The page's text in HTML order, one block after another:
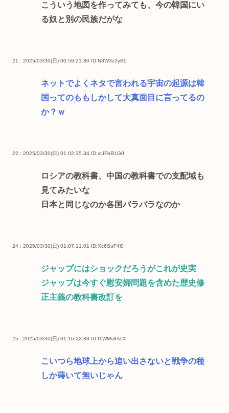
こういう地図を作ってみても、今の韓国にい
る奴と別の民族だがな
21 : 2025/03/30(日) 00:59:21.80 ID:N3W3z2yB0
ネットでよくネタで言われる宇宙の起源は韓
国ってのももしかして大真面目に言ってるの
か？ｗ
22 : 2025/03/30(日) 01:02:35.34 ID:vtJFbR1G0
ロシアの教科書、中国の教科書での支配域も
見てみたいな
日本と同じなのか各国バラバラなのか
24 : 2025/03/30(日) 01:07:11.01 ID:Xc6SuF4l0
ジャップにはショックだろうがこれが史実
ジャップは今すぐ慰安婦問題を含めた歴史修
正主義の教科書改訂を
25 : 2025/03/30(日) 01:16:22.83 ID:I1WMs8AC0
こいつら地球上から追い出さないと戦争の種
しか蒔いて無いじゃん